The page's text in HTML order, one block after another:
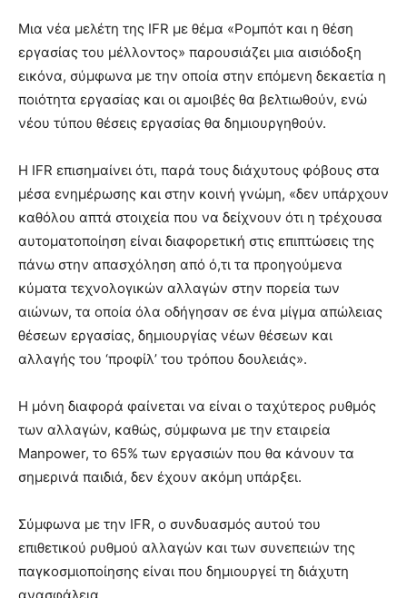
Μια νέα μελέτη της IFR με θέμα «Ρομπότ και η θέση
εργασίας του μέλλοντος» παρουσιάζει μια αισιόδοξη
εικόνα, σύμφωνα με την οποία στην επόμενη δεκαετία η
ποιότητα εργασίας και οι αμοιβές θα βελτιωθούν, ενώ
νέου τύπου θέσεις εργασίας θα δημιουργηθούν.
Η IFR επισημαίνει ότι, παρά τους διάχυτους φόβους στα
μέσα ενημέρωσης και στην κοινή γνώμη, «δεν υπάρχουν
καθόλου απτά στοιχεία που να δείχνουν ότι η τρέχουσα
αυτοματοποίηση είναι διαφορετική στις επιπτώσεις της
πάνω στην απασχόληση από ό,τι τα προηγούμενα
κύματα τεχνολογικών αλλαγών στην πορεία των
αιώνων, τα οποία όλα οδήγησαν σε ένα μίγμα απώλειας
θέσεων εργασίας, δημιουργίας νέων θέσεων και
αλλαγής του ‘προφίλ’ του τρόπου δουλειάς».
Η μόνη διαφορά φαίνεται να είναι ο ταχύτερος ρυθμός
των αλλαγών, καθώς, σύμφωνα με την εταιρεία
Manpower, το 65% των εργασιών που θα κάνουν τα
σημερινά παιδιά, δεν έχουν ακόμη υπάρξει.
Σύμφωνα με την IFR, ο συνδυασμός αυτού του
επιθετικού ρυθμού αλλαγών και των συνεπειών της
παγκοσμιοποίησης είναι που δημιουργεί τη διάχυτη